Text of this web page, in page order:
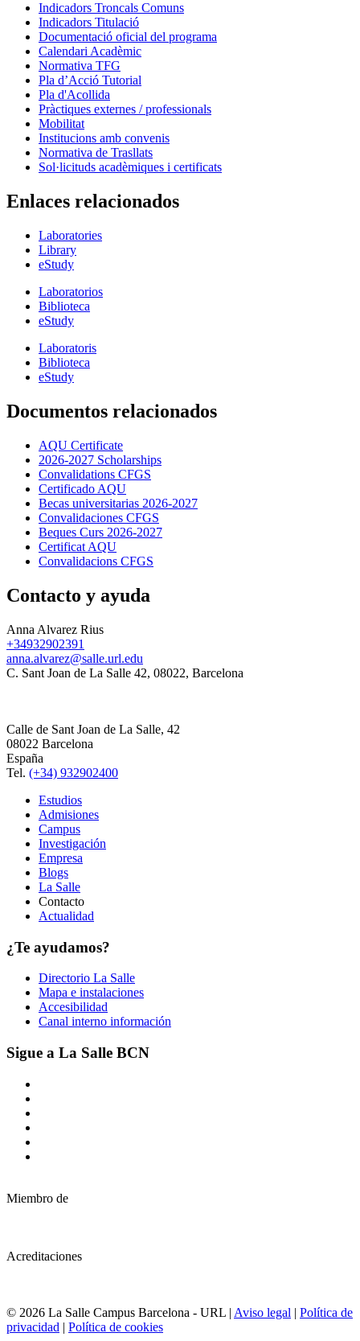
Indicadors Troncals Comuns
Indicadors Titulació
Documentació oficial del programa
Calendari Acadèmic
Normativa TFG
Pla d’Acció Tutorial
Pla d'Acollida
Pràctiques externes / professionals
Mobilitat
Institucions amb convenis
Normativa de Trasllats
Sol·licituds acadèmiques i certificats
Enlaces relacionados
Laboratories
Library
eStudy
Laboratorios
Biblioteca
eStudy
Laboratoris
Biblioteca
eStudy
Documentos relacionados
AQU Certificate
2026-2027 Scholarships
Convalidations CFGS
Certificado AQU
Becas universitarias 2026-2027
Convalidaciones CFGS
Beques Curs 2026-2027
Certificat AQU
Convalidacions CFGS
Contacto y ayuda
Anna Alvarez Rius
+34932902391
anna.alvarez@salle.url.edu
C. Sant Joan de La Salle 42, 08022, Barcelona
Calle de Sant Joan de La Salle, 42
08022 Barcelona
España
Tel. (+34) 932902400
Estudios
Admisiones
Campus
Investigación
Empresa
Blogs
La Salle
Contacto
Actualidad
¿Te ayudamos?
Directorio La Salle
Mapa e instalaciones
Accesibilidad
Canal interno información
Sigue a La Salle BCN
Miembro de
Acreditaciones
© 2026 La Salle Campus Barcelona - URL | Aviso legal | Política de
privacidad | Política de cookies